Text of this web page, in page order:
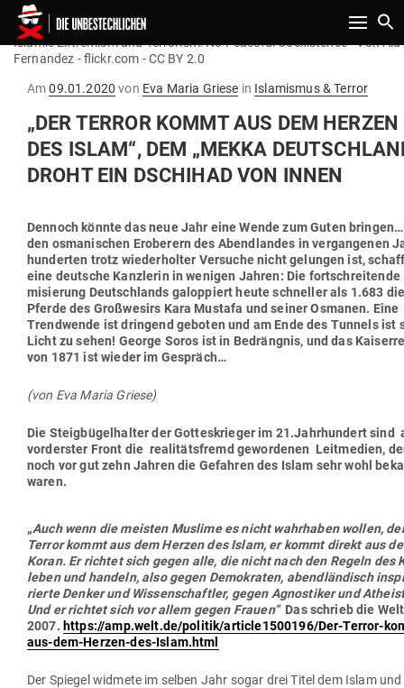
Toggle
Islamic Extremism and Terrorism: No Peaceful Coexistence - Von Aia
Fernandez - flickr.com - CC BY 2.0
AmGepostet
09.01.2020 von Eva Maria Griese in Islamismus & Terror
„DER TERROR KOMMT AUS DEM HERZEN
DES ISLAM“, DEM „MEKKA
DROHT EIN DSCHIHAD VON INNEN
Dennoch könnte das neue Jahr eine Wende zum Guten
den osma­ni­schen Eroberern des Abend­landes in ver­gan­genen
hun­derten trotz wie­der­holter Ver­suche nicht gelungen ist,
eine deutsche Kanz­lerin in wenigen Jahren: Die
mi­sierung Deutsch­lands galop­piert heute schneller als 1.683
Pferde des Groß­wesirs Kara Mustafa und seiner Osmanen. Eine
Trend­wende ist dringend geboten und am Ende des Tunnels ist
Licht zu sehen! George Soros ist in Bedrängnis, und das
von 1871 ist wieder im Gespräch…
(von Eva Maria Griese)
Die Steig­bü­gel­halter der Got­tes­krieger im 21.Jahrhundert sind
vor­derster Front die rea­li­täts­fremd gewor­denen Leit­medien,
noch vor gut zehn Jahren die Gefahren des Islam sehr wohl
waren.
„Auch wenn die meisten Muslime es nicht wahr­haben wollen,
Terror kommt aus dem Herzen des Islam, er kommt direkt aus
Koran. Er richtet sich gegen alle, die nicht nach den Regeln des
leben und handeln, also gegen Demo­kraten, abend­län­disch
rierte Denker und Wis­sen­schaftler, gegen Agnos­tiker und
Und er richtet sich vor allem gegen Frauen“Das schrieb die
2007. https://amp.welt.de/politik/article1500196/Der-Terror-
aus-dem-Herzen-des-Islam.html
Der Spiegel widmete im selben Jahr sogar drei Titel dem Islam und